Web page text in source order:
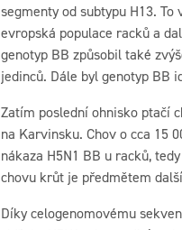
segmenty od subtypu H13.
evropská populace racků a
genotyp BB způsobil také
jedinců. Dále byl genotyp BB
Zatím poslední ohnisko ptačí
na Karvinsku. Chov o cca 15
nákaza H5N1 BB u racků,
chovu krůt je předmětem
Díky celogenomovému